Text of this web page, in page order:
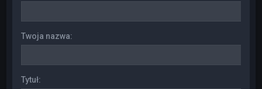
Twoja nazwa:
Tytuł: